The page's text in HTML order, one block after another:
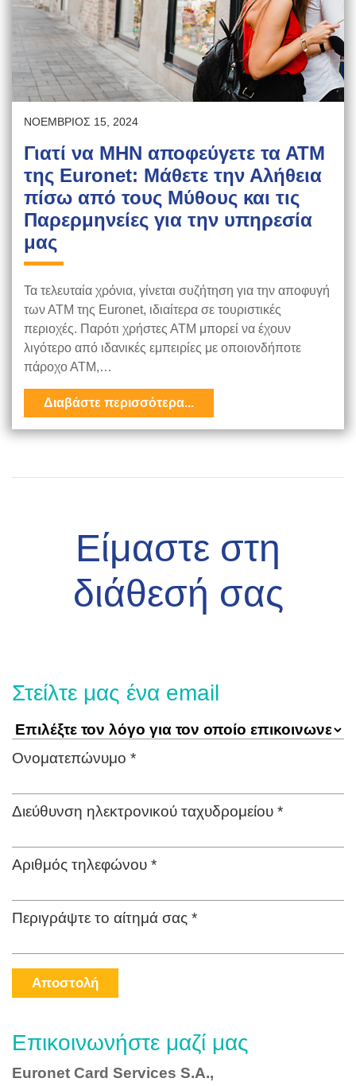
ΝΟΈΜΒΡΙΟΣ 15, 2024
Γιατί να ΜΗΝ αποφεύγετε τα ΑΤΜ
της Euronet: Μάθετε την Αλήθεια
πίσω από τους Μύθους και τις
Παρερμηνείες για την υπηρεσία
μας
Τα τελευταία χρόνια, γίνεται συζήτηση για την αποφυγή
των ΑΤΜ της Euronet, ιδιαίτερα σε τουριστικές
περιοχές. Παρότι χρήστες ΑΤΜ μπορεί να έχουν
λιγότερο από ιδανικές εμπειρίες με οποιονδήποτε
πάροχο ΑΤΜ,…
Διαβάστε περισσότερα...
Είμαστε στη
διάθεσή σας
Στείλτε μας ένα email
Ονοματεπώνυμο *
Διεύθυνση ηλεκτρονικού ταχυδρομείου *
Αριθμός τηλεφώνου *
Περιγράψτε το αίτημά σας *
Αποστολή
Επικοινωνήστε μαζί μας
Euronet Card Services S.A.,